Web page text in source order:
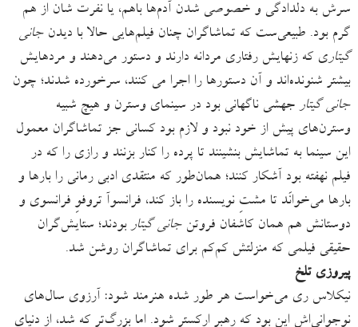
سرش به دلدادگی و خصوصی شدن آدم‌ها باهم، یا نفرت شان از هم
گرم بود. طبیعی‌ست که تماشاگران چنان فیلم‌هایی حالا با دیدنجانی
گیتاری که زنهایش رفتاری مردانه دارند و دستور می‌دهند و مرد‌هایش
بیشتر شنونده‌اند و آن دستورها را اجرا می کنند، سرخورده شدند؛ چون
جانی گیتار جهشی ناگهانی بود در سینمای وسترن و هیچ شبیه
وسترن‌های پیش از خود نبود و لازم بود کسانی جز تماشاگران معمول
این سینما به تماشایش بنشینند تا پرده را کنار بزنند و رازی را که در
فیلم نهفته بود آشکار کنند؛ همان‌طور که منتقدی ادبی رمانی را بارها و
بارها می‌خوانَد تا مشتِ نویسنده را باز کند، فرانسوآ تروفوِ فرانسوی و
دوستانش هم همان کاشفان فروتنجانی گیتار بودند؛ ستایش‌گران
حقیقی فیلمی که منزلتش کم‌کم برای تماشاگران روشن شد.
پیروزی تلخ
نیکلاس ری می‌خواست هر طور شده هنرمند شود: آرزوی سال‌های
نوجوانی‌اش این بود که رهبر ارکستر شود. اما بزرگ‌تر که شد، از دنیای